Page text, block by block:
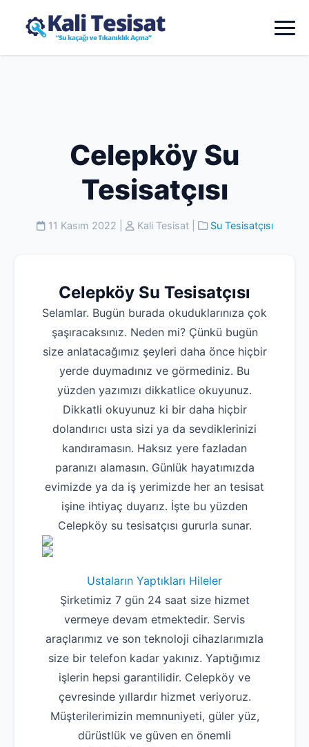
Celepköy Su
Tesisatçısı
11 Kasım 2022 Kali Tesisat| Su Tesisatçısı
Celepköy Su Tesisatçısı
Selamlar. Bugün burada okuduklarınıza çok
şaşıracaksınız. Neden mi? Çünkü bugün
size anlatacağımız şeyleri daha önce hiçbir
yerde duymadınız ve görmediniz. Bu
yüzden yazımızı dikkatlice okuyunuz.
Dikkatli okuyunuz ki bir daha hiçbir
dolandırıcı usta sizi ya da sevdiklerinizi
kandıramasın. Haksız yere fazladan
paranızı alamasın. Günlük hayatımızda
evimizde ya da iş yerimizde her an tesisat
işine ihtiyaç duyarız. İşte bu yüzden
Celepköy su tesisatçısı gururla sunar.
Ustaların Yaptıkları Hileler
Şirketimiz 7 gün 24 saat size hizmet
vermeye devam etmektedir. Servis
araçlarımız ve son teknoloji cihazlarımızla
size bir telefon kadar yakınız. Yaptığımız
işlerin hepsi garantilidir. Celepköy ve
çevresinde yıllardır hizmet veriyoruz.
Müşterilerimizin memnuniyeti, güler yüz,
dürüstlük ve güven en önemli